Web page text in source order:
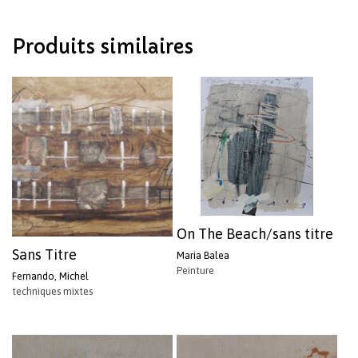
Votre panier est vide.
Revenir à l'Artotek
Produits similaires
Sans Titre
Fernando, Michel
techniques mixtes
On The Beach/sans titre
Maria Balea
Peinture